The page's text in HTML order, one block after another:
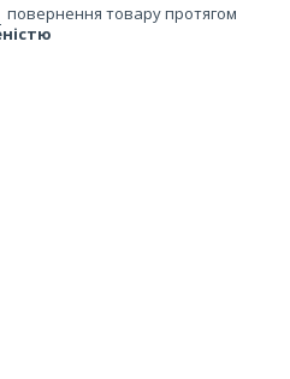
повернення товару протягом